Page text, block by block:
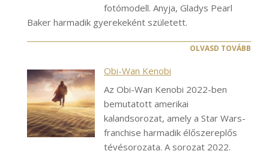
fotómodell. Anyja, Gladys Pearl
Baker harmadik gyerekeként született.
OLVASD TOVÁBB
Obi-Wan Kenobi
Az Obi-Wan Kenobi 2022-ben
bemutatott amerikai
kalandsorozat, amely a Star Wars-
franchise harmadik élőszereplős
tévésorozata. A sorozat 2022.